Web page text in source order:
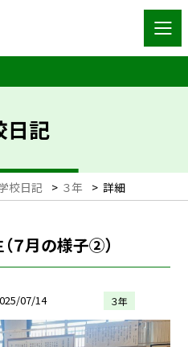
日記
校日記 > ３年 > 詳細
７月の様子②）
07/14 ３年